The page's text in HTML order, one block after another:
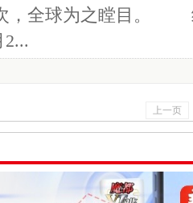
，全球为之瞠目。
上一页